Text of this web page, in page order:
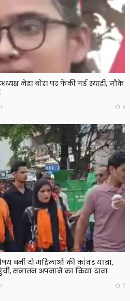
नेहा बोरा पर फेंकी गई स्याही, मौके
6
बनीं दो महिलाओं की कांवड़ यात्रा,
सनातन अपनाने का किया दावा
5